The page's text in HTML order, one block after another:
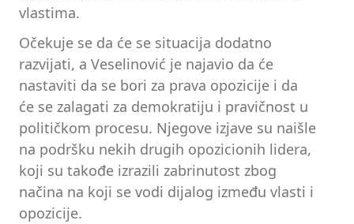
vlastima.
Očekuje se da će se situacija dodatno
razvijati, a Veselinović je najavio da će
nastaviti da se bori za prava opozicije i da
će se zalagati za demokratiju i pravičnost u
političkom procesu. Njegove izjave su naišle
na podršku nekih drugih opozicionih lidera,
koji su takođe izrazili zabrinutost zbog
načina na koji se vodi dijalog između vlasti i
opozicije.